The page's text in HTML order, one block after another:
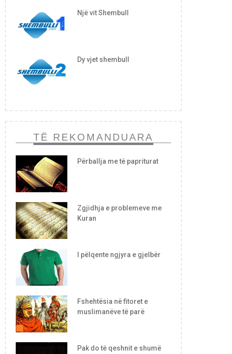
Një vit Shembull
Dy vjet shembull
TË REKOMANDUARA
Përballja me të papriturat
Zgjidhja e problemeve me
Kuran
I pëlqente ngjyra e gjelbër
Fshehtësia në fitoret e
muslimanëve të parë
Pak do të qeshnit e shumë